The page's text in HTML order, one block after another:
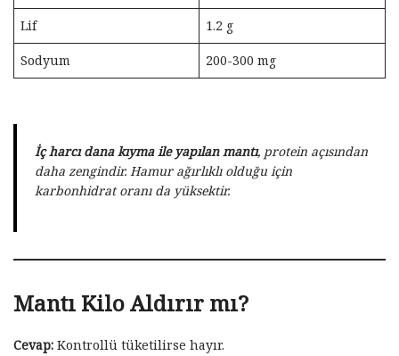
Lif 1.2 g
Sodyum 200-300 mg
İç harcı dana kıyma ile yapılan mantı, protein açısından
daha zengindir. Hamur ağırlıklı olduğu için
karbonhidrat oranı da yüksektir.
Mantı Kilo Aldırır mı?
Cevap: Kontrollü tüketilirse hayır.